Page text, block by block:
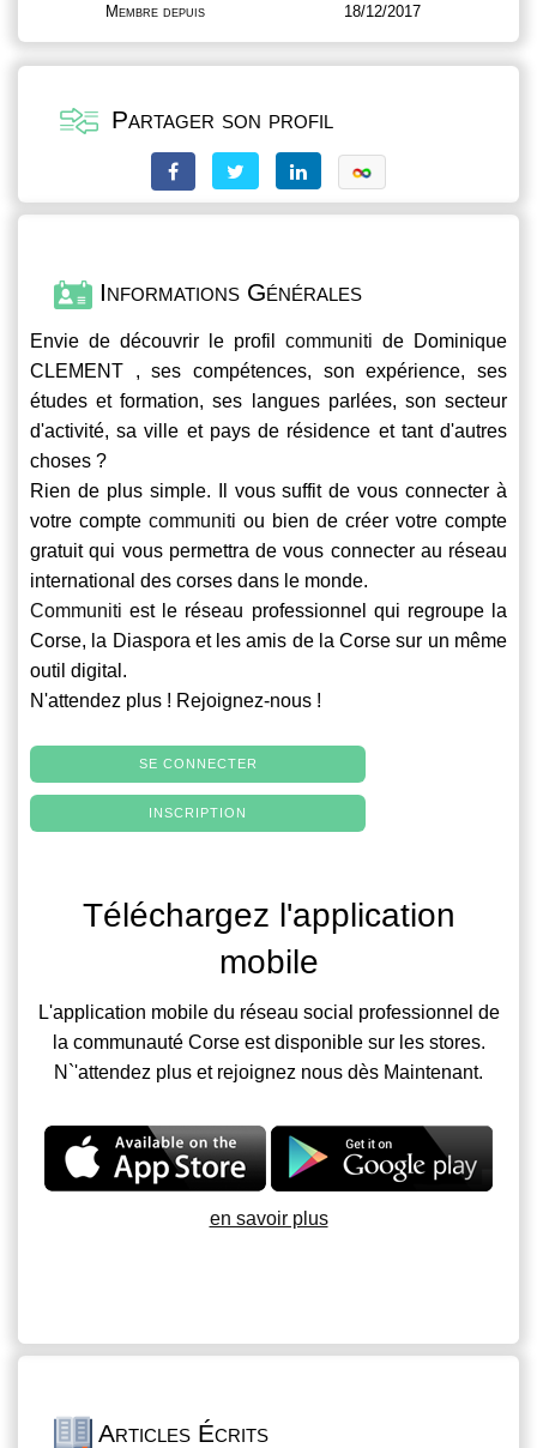
Membre depuis 18/12/2017
Partager son profil
Informations Générales
Envie de découvrir le profil communiti de Dominique
CLEMENT , ses compétences, son expérience, ses
études et formation, ses langues parlées, son secteur
d'activité, sa ville et pays de résidence et tant d'autres
choses ?
Rien de plus simple. Il vous suffit de vous connecter à
votre compte communiti ou bien de créer votre compte
gratuit qui vous permettra de vous connecter au réseau
international des corses dans le monde.
Communiti est le réseau professionnel qui regroupe la
Corse, la Diaspora et les amis de la Corse sur un même
outil digital.
N'attendez plus ! Rejoignez-nous !
SE CONNECTER
INSCRIPTION
Téléchargez l'application
mobile
L'application mobile du réseau social professionnel de
la communauté Corse est disponible sur les stores.
N`'attendez plus et rejoignez nous dès Maintenant.
en savoir plus
Articles Écrits